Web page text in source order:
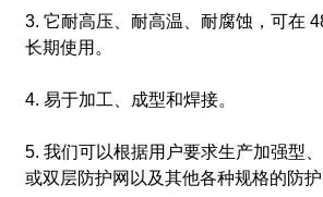
3. 它耐高压、耐高温、耐腐蚀，可在
长期使用。
4. 易于加工、成型和焊接。
5. 我们可以根据用户要求生产加强型
或双层防护网以及其他各种规格的防护